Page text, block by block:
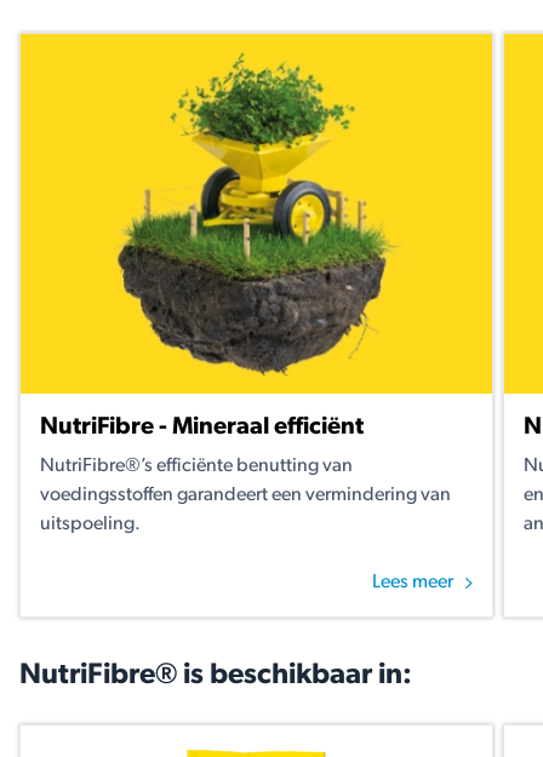
NutriFibre - Mineraal efficiënt
NutriFibre®’s efficiënte benutting van
voedingsstoffen garandeert een vermindering van
uitspoeling.
Lees meer
NutriFibre® is beschikbaar in: